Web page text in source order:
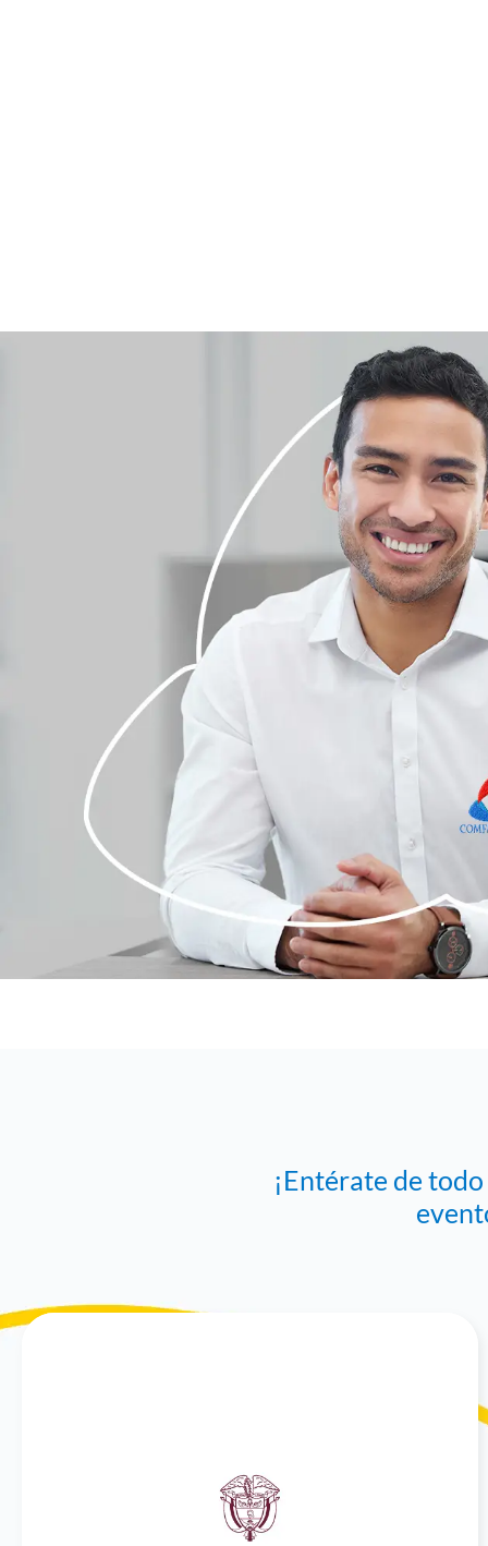
¡Entérate de